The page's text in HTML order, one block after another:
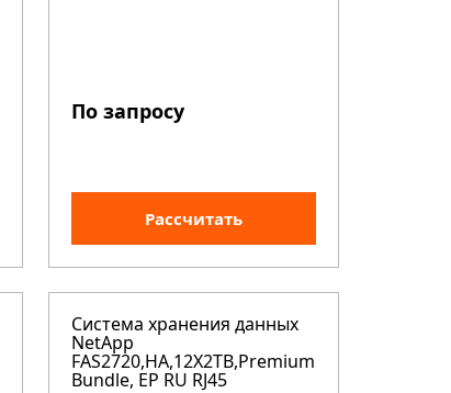
По запросу
Рассчитать
Система хранения данных
NetApp
FAS2720,HA,12X2TB,Premium
Bundle, EP RU RJ45